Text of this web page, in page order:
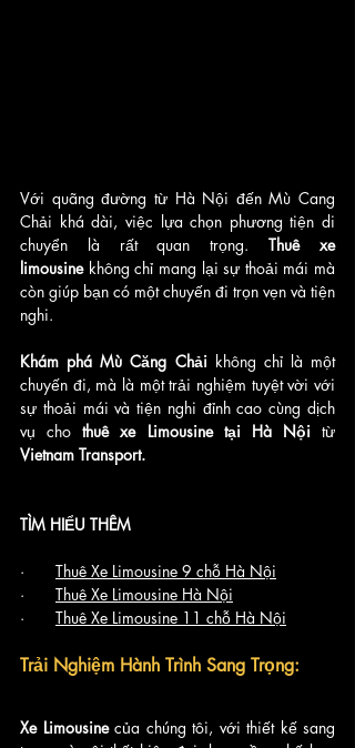
Với quãng đường từ Hà Nội đến Mù Cang
Chải khá dài, việc lựa chọn phương tiện di
chuyển là rất quan trọng. Thuê xe
limousine không chỉ mang lại sự thoải mái mà
còn giúp bạn có một chuyến đi trọn vẹn và tiện
nghi.
Khám phá Mù Căng Chải không chỉ là một
chuyến đi, mà là một trải nghiệm tuyệt vời với
sự thoải mái và tiện nghi đỉnh cao cùng dịch
vụ cho thuê xe Limousine tại Hà Nội
Vietnam Transport.
TÌM HIỂU THÊM
· Thuê Xe Limousine 9 chỗ Hà Nội
· Thuê Xe Limousine Hà Nội
· Thuê Xe Limousine 11 chỗ Hà Nội
Trải Nghiệm Hành Trình Sang Trọng:
Xe Limousine của chúng tôi, với thiết kế sang